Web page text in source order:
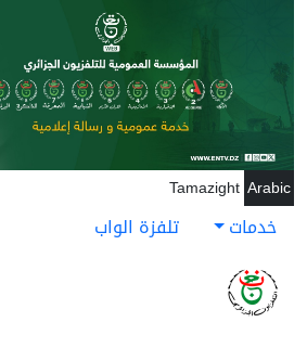
تجاوز إلى المحتوى الرئيسي
Arabic
Tamazight
خدمات تلفزة الواب